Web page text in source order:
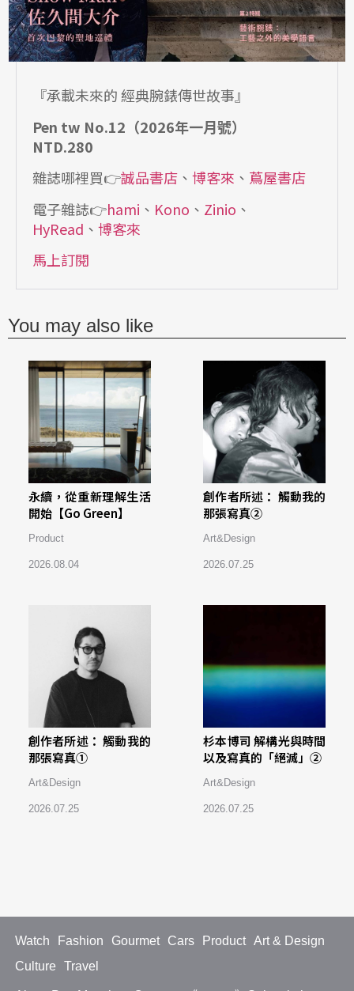
『承載未來的 經典腕錶傳世故事』
Pen tw No.12（2026年一月號）
NTD.280
雜誌哪裡買👉誠品書店 、 博客來 、 蔦屋書店
電子雜誌👉hami 、 Kono 、 Zinio 、
HyRead 、 博客來
馬上訂閱
You may also like
永續，從重新理解生活
開始【Go Green】
Product
2026.08.04
創作者所述： 觸動我的
那張寫真②
Art&Design
2026.07.25
創作者所述： 觸動我的
那張寫真①
Art&Design
2026.07.25
杉本博司 解構光與時間
以及寫真的「絕滅」②
Art&Design
2026.07.25
Watch Fashion Gourmet Cars Product
Art & Design
Culture
Travel